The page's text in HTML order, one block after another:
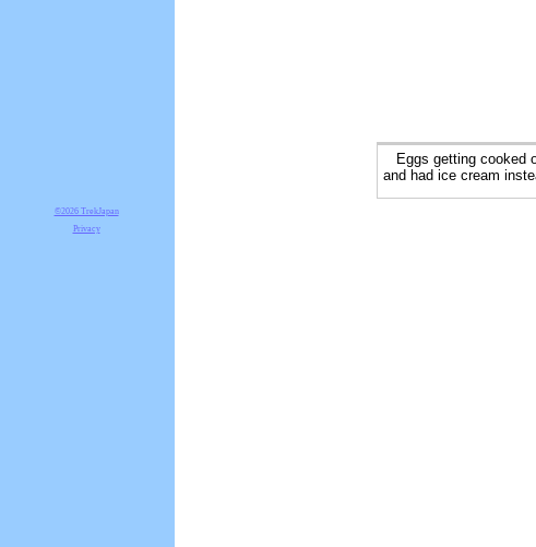
Eggs getting cooked
and had ice cream
©2026 TrekJapan
Privacy